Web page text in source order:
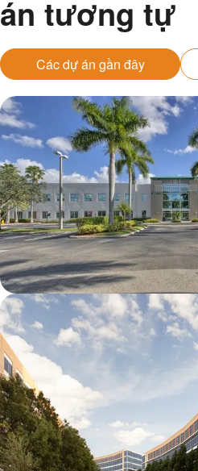
án tương tự
Các dự án gần đây
8600 NW 17th Street